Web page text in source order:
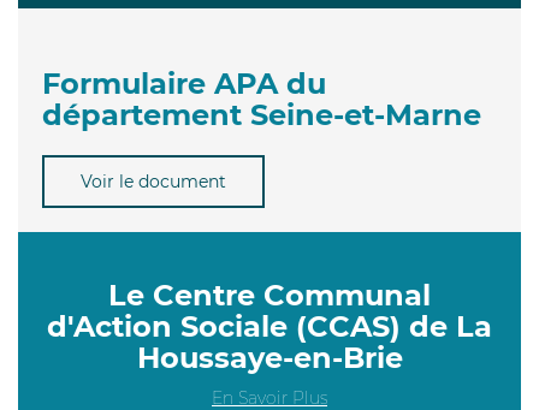
Formulaire APA du
département Seine-et-Marne
Voir le document
Le Centre Communal
d'Action Sociale (CCAS) de La
Houssaye-en-Brie
En Savoir Plus